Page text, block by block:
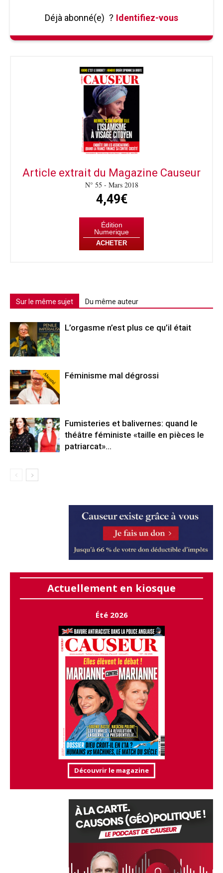
Déjà abonné(e) ? Identifiez-vous
Article extrait du Magazine Causeur
N° 55 - Mars 2018
4,49€
Édition
Numerique
ACHETER
Sur le même sujet Du même auteur
L’orgasme n’est plus ce qu’il était
Abonné Féminisme mal dégrossi
Fumisteries et balivernes: quand le
théâtre féministe «taille en pièces le
patriarcat»…
Actuellement en kiosque
Été 2026
Découvrir le magazine